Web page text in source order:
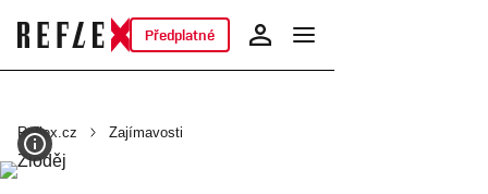
Předplatné
Reflex.cz Zajímavosti